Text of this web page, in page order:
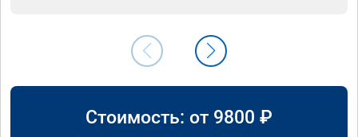
Стоимость: от 9800 ₽